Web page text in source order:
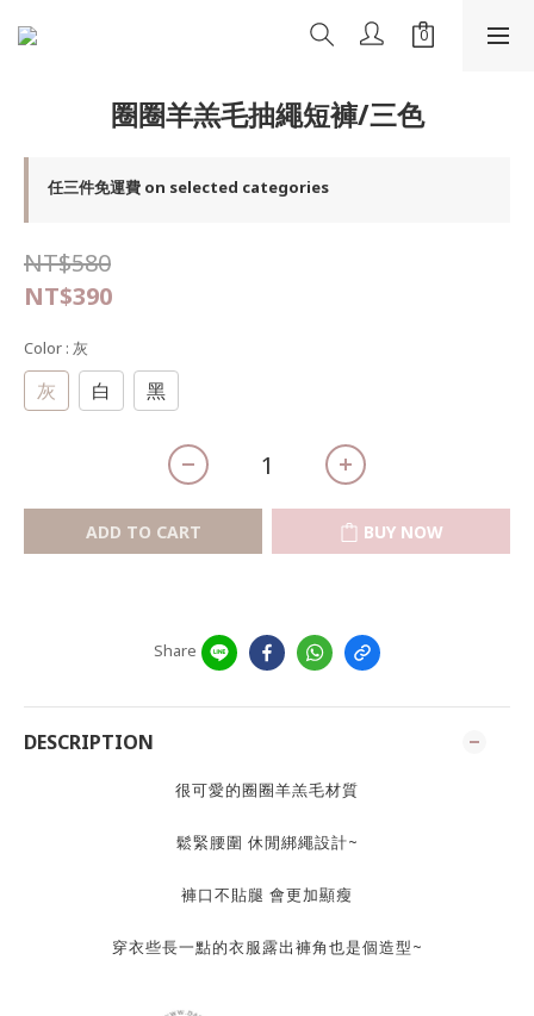
圈圈羊羔毛抽繩短褲/三色
任三件免運費 on selected categories
NT$580
NT$390
Color : 灰
灰 白 黑
ADD TO CART BUY NOW
Share
DESCRIPTION
很可愛的圈圈羊羔毛材質
鬆緊腰圍 休閒綁繩設計~
褲口不貼腿 會更加顯瘦
穿衣些長一點的衣服露出褲角也是個造型~